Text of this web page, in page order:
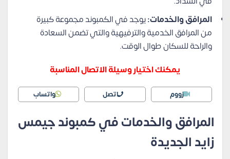
المرافق والخدمات:يوجد في الكمبوند مجموعة كبيرة
من المرافق الخدمية والترفيهية والتي تضمن السعادة
والراحة للسكان طوال الوقت.
يمكنك اختيار وسيلة الاتصال المناسبة
زووم اتصل واتساب
المرافق والخدمات في كمبوند جيمس
زايد الجديدة